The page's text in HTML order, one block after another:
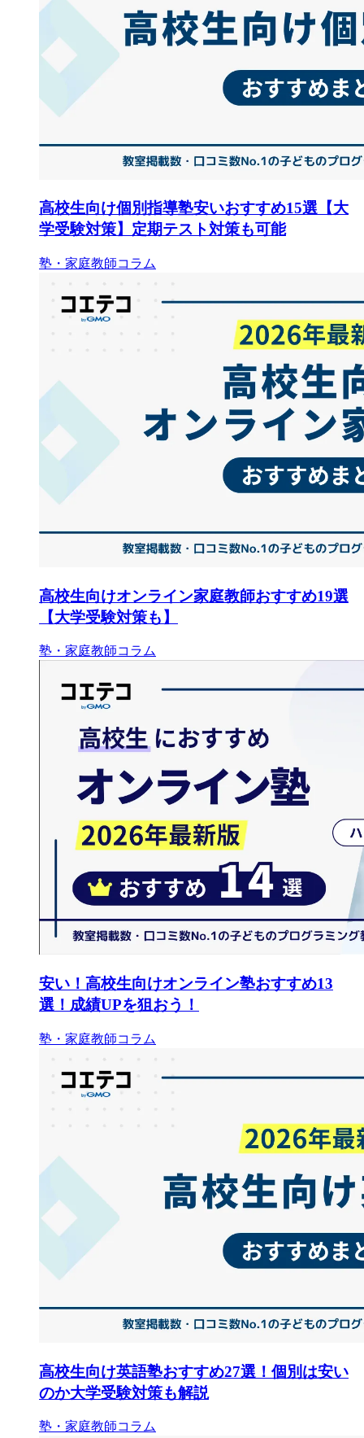
高校生向け個別指導塾安いおすすめ15選【大
学受験対策】定期テスト対策も可能
塾・家庭教師コラム
高校生向けオンライン家庭教師おすすめ19選
【大学受験対策も】
塾・家庭教師コラム
安い！高校生向けオンライン塾おすすめ13
選！成績UPを狙おう！
塾・家庭教師コラム
高校生向け英語塾おすすめ27選！個別は安い
のか大学受験対策も解説
塾・家庭教師コラム